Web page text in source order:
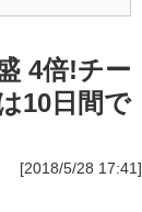
4倍!チー
10日間で
[2018/5/28 17:41]